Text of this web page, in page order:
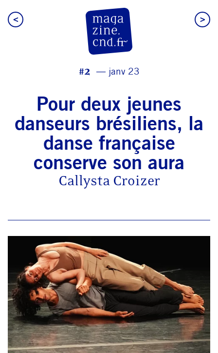
< >
#2 janv 23
Pour deux jeunes
danseurs brésiliens, la
danse française
conserve son aura
Callysta Croizer